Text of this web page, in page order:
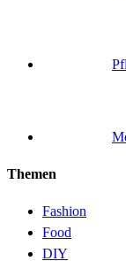
Themen
Fashion
Food
DIY